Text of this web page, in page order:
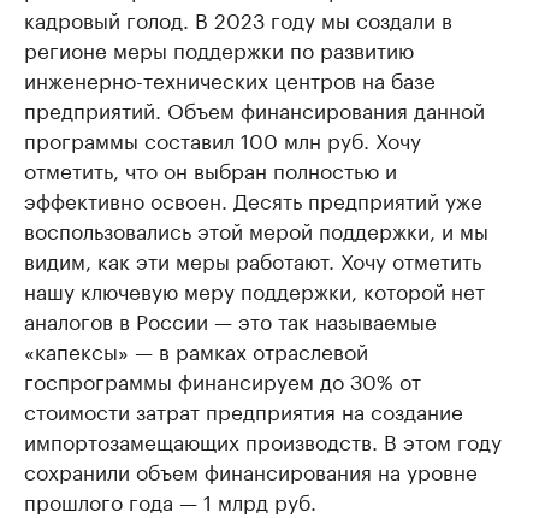
кадровый голод. В 2023 году мы создали в
регионе меры поддержки по развитию
инженерно-технических центров на базе
предприятий. Объем финансирования данной
программы составил 100 млн руб. Хочу
отметить, что он выбран полностью и
эффективно освоен. Десять предприятий уже
воспользовались этой мерой поддержки, и мы
видим, как эти меры работают. Хочу отметить
нашу ключевую меру поддержки, которой нет
аналогов в России — это так называемые
«капексы» — в рамках отраслевой
госпрограммы финансируем до 30% от
стоимости затрат предприятия на создание
импортозамещающих производств. В этом году
сохранили объем финансирования на уровне
прошлого года — 1 млрд руб.